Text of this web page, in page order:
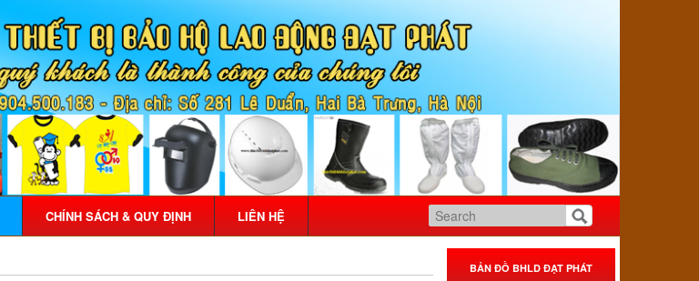
CHÍNH SÁCH & QUY ĐỊNH LIÊN HỆ
BẢN ĐỒ BHLD ĐẠT PHÁT